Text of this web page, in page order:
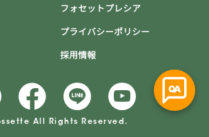
フォセットプレシア
プライバシーポリシー
採用情報
All Rights Reserved.
QA